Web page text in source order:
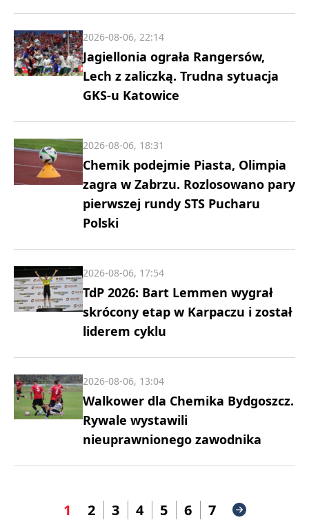
Jagiellonia ograła Rangersów,
Lech z zaliczką. Trudna sytuacja
GKS-u Katowice
2026-08-06, 22:14
Chemik podejmie Piasta, Olimpia
zagra w Zabrzu. Rozlosowano pary
pierwszej rundy STS Pucharu
Polski
2026-08-06, 18:31
TdP 2026: Bart Lemmen wygrał
skrócony etap w Karpaczu i został
liderem cyklu
2026-08-06, 17:54
Walkower dla Chemika Bydgoszcz.
Rywale wystawili
nieuprawnionego zawodnika
2026-08-06, 13:04
1 2 3 4 5 6 7